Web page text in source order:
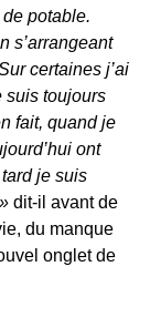
potable.
s’arrangeant
certaines j’ai
suis toujours
fait, quand je
ont
je suis
dit-il avant de
du manque
onglet de